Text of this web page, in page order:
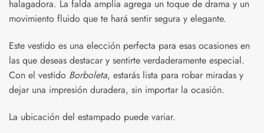
halagadora. La falda amplia agrega un toque de drama y un
movimiento fluido que te hará sentir segura y elegante.
Este vestido es una elección perfecta para esas ocasiones en
las que deseas destacar y sentirte verdaderamente especial.
Con el vestido Borboleta, estarás lista para robar miradas y
dejar una impresión duradera, sin importar la ocasión.
La ubicación del estampado puede variar.